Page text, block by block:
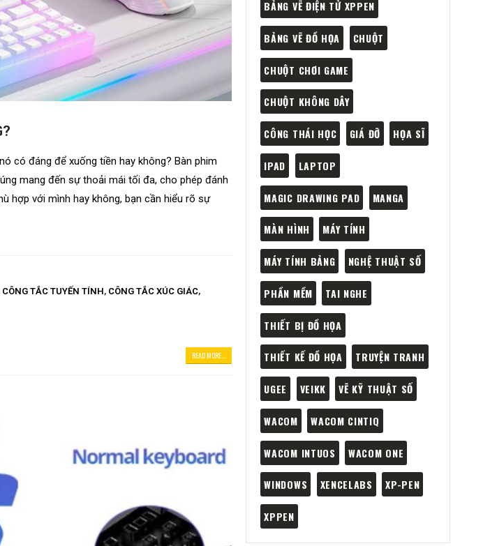
có đáng để xuống tiền hay không? Bàn phim
mang đến sự thoải mái tối đa, cho phép đánh
hợp với mình hay không, bạn cần hiểu rõ sự
CÔNG TẮC TUYẾN TÍNH, CÔNG TẮC XÚC GIÁC,
READ MORE...
BẢNG VẼ ĐIỆN TỬ XPPEN
BẢNG VẼ ĐỒ HỌA CHUỘT
CHUỘT CHƠI GAME
CHUỘT KHÔNG DÂY
CÔNG THÁI HỌC GIÁ ĐỠ HỌA SĨ
IPAD LAPTOP
MAGIC DRAWING PAD MANGA
MÀN HÌNH MÁY TÍNH
MÁY TÍNH BẢNG NGHỆ THUẬT SỐ
PHẦN MỀM TAI NGHE
THIẾT BỊ ĐỒ HỌA
THIẾT KẾ ĐỒ HỌA TRUYỆN TRANH
UGEE VEIKK VẼ KỸ THUẬT SỐ
WACOM WACOM CINTIQ
WACOM INTUOS WACOM ONE
WINDOWS XENCELABS XP-PEN
XPPEN